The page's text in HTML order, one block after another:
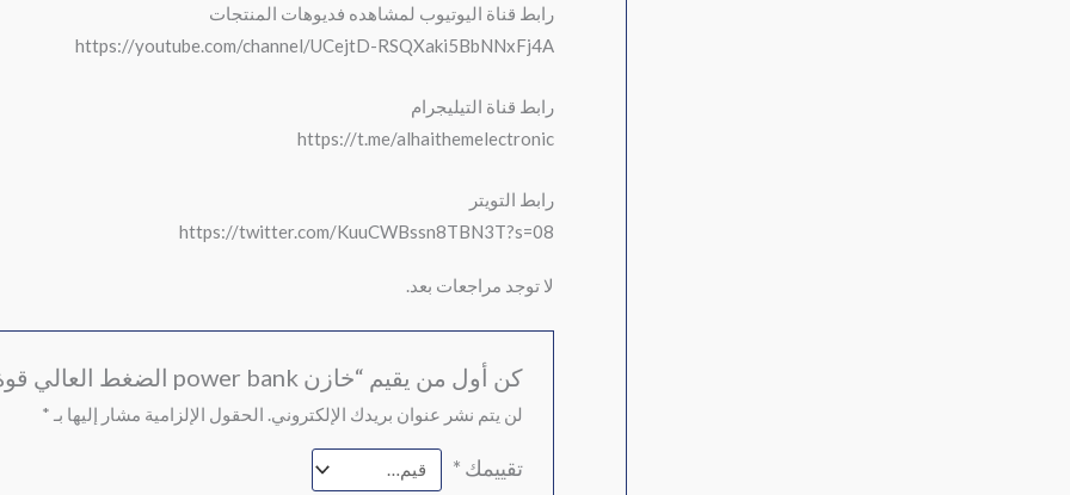
رابط قناة اليوتيوب لمشاهده فديوهات المنتجات
https://youtube.com/channel/UCejtD-RSQXaki5BbNNxFj4A
رابط قناة التيليجرام
https://t.me/alhaithemelectronic
رابط التويتر
https://twitter.com/KuuCWBssn8TBN3T?s=08
لا توجد مراجعات بعد.
كن أول من يقيم “خازن power bank الضغط العالي قوة 20000 ملي امبير”
لن يتم نشر عنوان بريدك الإلكتروني. الحقول الإلزامية مشار إليها بـ *
تقييمك *